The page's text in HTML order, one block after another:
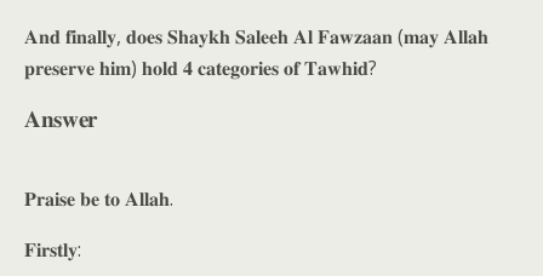
𝐀𝐧𝐝 𝐟𝐢𝐧𝐚𝐥𝐥𝐲, 𝐝𝐨𝐞𝐬 𝐒𝐡𝐚𝐲𝐤𝐡 𝐒𝐚𝐥𝐞𝐞𝐡 𝐀𝐥 𝐅𝐚𝐰𝐳𝐚𝐚𝐧 (𝐦𝐚𝐲 𝐀𝐥𝐥𝐚𝐡
𝐩𝐫𝐞𝐬𝐞𝐫𝐯𝐞 𝐡𝐢𝐦) 𝐡𝐨𝐥𝐝 𝟒 𝐜𝐚𝐭𝐞𝐠𝐨𝐫𝐢𝐞𝐬 𝐨𝐟 𝐓𝐚𝐰𝐡𝐢𝐝?
𝐀𝐧𝐬𝐰𝐞𝐫
𝐏𝐫𝐚𝐢𝐬𝐞 𝐛𝐞 𝐭𝐨 𝐀𝐥𝐥𝐚𝐡.
𝐅𝐢𝐫𝐬𝐭𝐥𝐲: